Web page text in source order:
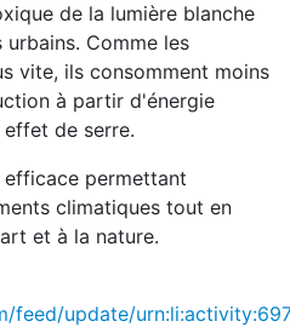
de la lumière blanche
Comme les
vite, ils consomment moins
à partir d'énergie
de serre.
permettant
climatiques tout en
et à la nature.
feed/update/